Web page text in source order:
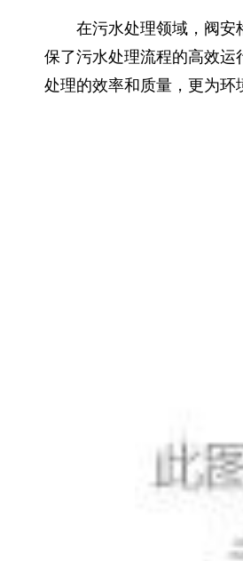
在污水处理领域，阀安
保了污水处理流程的高效
处理的效率和质量，更为